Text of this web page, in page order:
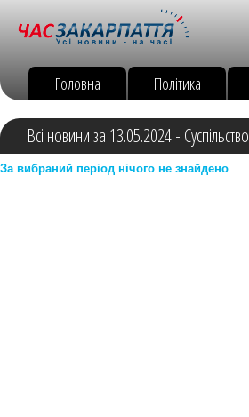
Головна Політика
Всі новини за 13.05.2024 - Суспільство
За вибраний період нічого не знайдено